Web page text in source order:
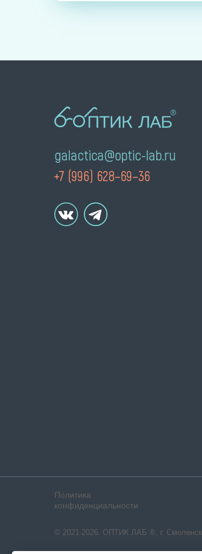
galactica@optic-lab.ru
+7 (996) 628–69–36
© 2021-2026. ОПТИК ЛАБ ®, г. Смоленск
Политика
конфиденциальности